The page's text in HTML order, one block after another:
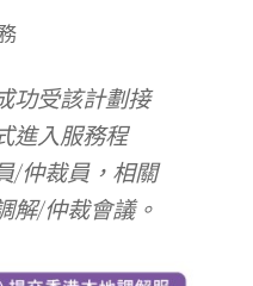
功受該計劃接
進入服務程
/仲裁員，相關
解/仲裁會議。